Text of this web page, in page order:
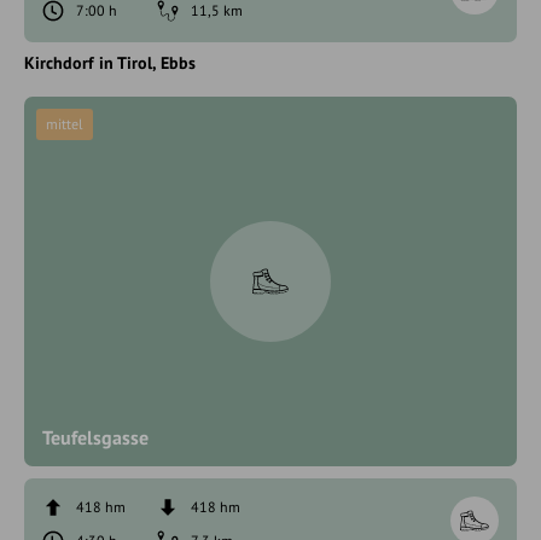
7:00 h
11,5 km
Kirchdorf in Tirol Ebbs
Teufelsgasse
mittel
418 hm
418 hm